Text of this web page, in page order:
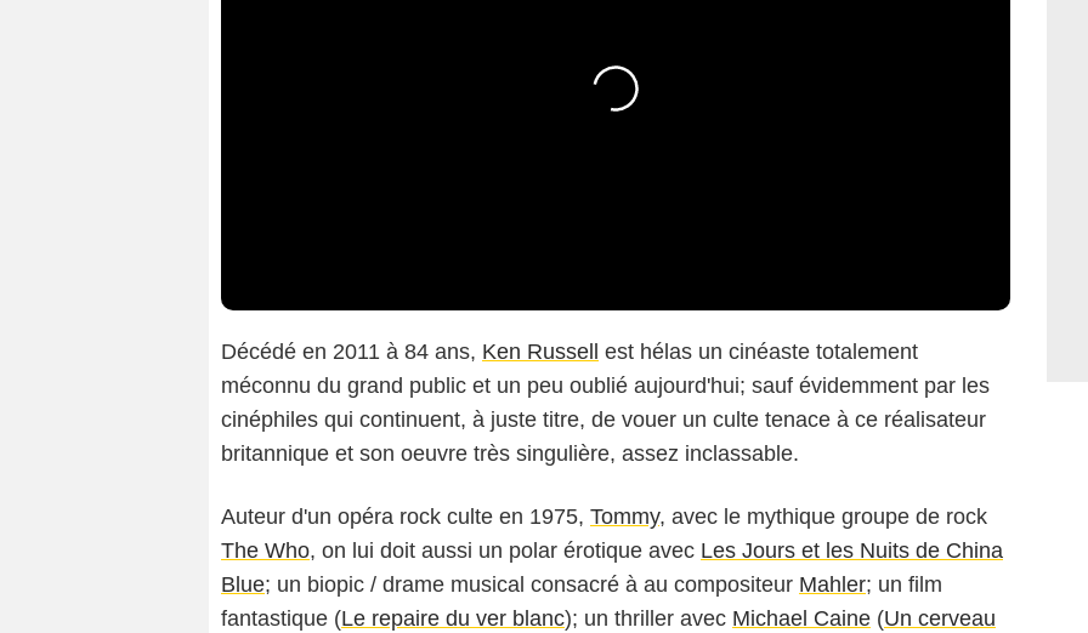
Décédé en 2011 à 84 ans, Ken Russell
est hélas un cinéaste totalement
méconnu du grand public et un peu oublié aujourd'hui; sauf évidemment par les
cinéphiles qui continuent, à juste titre, de vouer un culte tenace à ce réalisateur
britannique et son oeuvre très singulière, assez inclassable.
Auteur d'un opéra rock culte en 1975, Tommy, avec le mythique groupe de rock
The Who, on lui doit aussi un polar érotique avec Les Jours et les Nuits de China
Blue; un biopic / drame musical consacré à au compositeur Mahler; un film
fantastique (Le repaire du ver blanc); un thriller avec Michael Caine (Un cerveau